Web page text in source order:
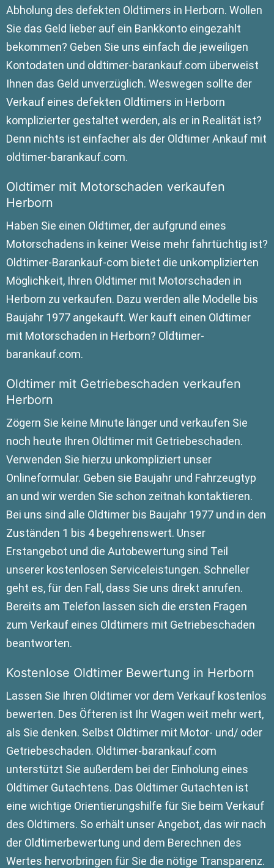
Abholung des defekten Oldtimers in Herborn. Wollen
Sie das Geld lieber auf ein Bankkonto eingezahlt
bekommen? Geben Sie uns einfach die jeweiligen
Kontodaten und oldtimer-barankauf.com überweist
Ihnen das Geld unverzüglich. Weswegen sollte der
Verkauf eines defekten Oldtimers in Herborn
komplizierter gestaltet werden, als er in Realität ist?
Denn nichts ist einfacher als der Oldtimer Ankauf mit
oldtimer-barankauf.com.
Oldtimer mit Motorschaden verkaufen
Herborn
Haben Sie einen Oldtimer, der aufgrund eines
Motorschadens in keiner Weise mehr fahrtüchtig ist?
Oldtimer-Barankauf-com bietet die unkomplizierten
Möglichkeit, Ihren Oldtimer mit Motorschaden in
Herborn zu verkaufen. Dazu werden alle Modelle bis
Baujahr 1977 angekauft. Wer kauft einen Oldtimer
mit Motorschaden in Herborn? Oldtimer-
barankauf.com.
Oldtimer mit Getriebeschaden verkaufen
Herborn
Zögern Sie keine Minute länger und verkaufen Sie
noch heute Ihren Oldtimer mit Getriebeschaden.
Verwenden Sie hierzu unkompliziert unser
Onlineformular. Geben sie Baujahr und Fahrzeugtyp
an und wir werden Sie schon zeitnah kontaktieren.
Bei uns sind alle Oldtimer bis Baujahr 1977 und in den
Zuständen 1 bis 4 begehrenswert. Unser
Erstangebot und die Autobewertung sind Teil
unserer kostenlosen Serviceleistungen. Schneller
geht es, für den Fall, dass Sie uns direkt anrufen.
Bereits am Telefon lassen sich die ersten Fragen
zum Verkauf eines Oldtimers mit Getriebeschaden
beantworten.
Kostenlose Oldtimer Bewertung in Herborn
Lassen Sie Ihren Oldtimer vor dem Verkauf kostenlos
bewerten. Des Öfteren ist Ihr Wagen weit mehr wert,
als Sie denken. Selbst Oldtimer mit Motor- und/ oder
Getriebeschaden. Oldtimer-barankauf.com
unterstützt Sie außerdem bei der Einholung eines
Oldtimer Gutachtens. Das Oldtimer Gutachten ist
eine wichtige Orientierungshilfe für Sie beim Verkauf
des Oldtimers. So erhält unser Angebot, das wir nach
der Oldtimerbewertung und dem Berechnen des
Wertes hervorbringen für Sie die nötige Transparenz.